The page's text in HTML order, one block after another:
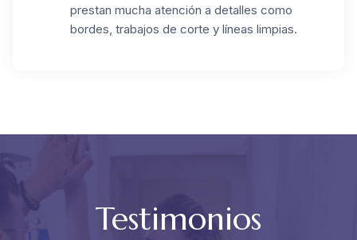
prestan mucha atención a detalles como
bordes, trabajos de corte y líneas limpias.
Testimonios